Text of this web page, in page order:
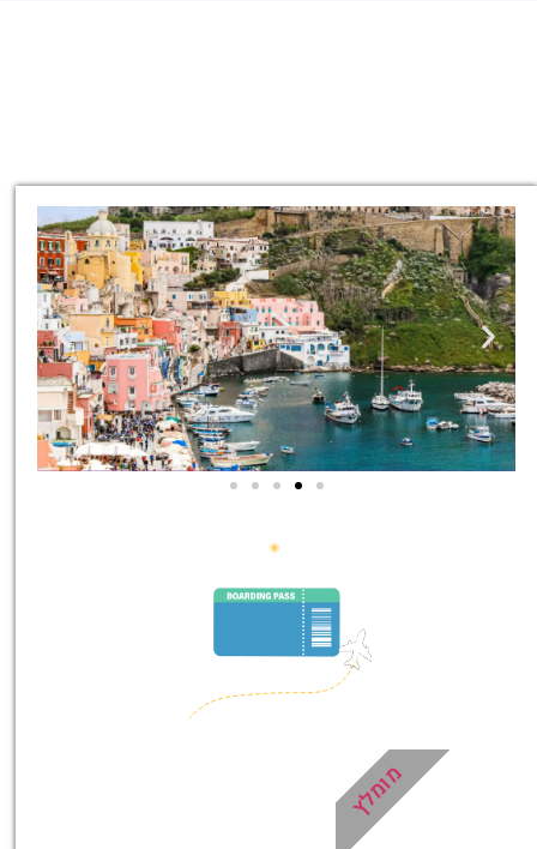
הדרכה מקצועית ואינפורמטיבית
במיוחד עבורכם!
לחצו פה!
מומלץ